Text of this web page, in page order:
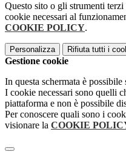
Questo sito o gli strumenti
cookie necessari al
COOKIE POLICY.
Personalizza Rifiuta tutti i
Gestione cookie
In questa schermata è
I cookie necessari sono quelli
piattaforma e non è possibile
Per conoscere quali sono i
visionare la COOKIE